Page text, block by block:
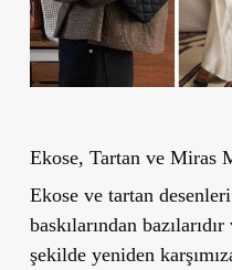
Ekose, Tartan ve Miras
Ekose ve tartan desenleri
baskılarından
şekilde yeniden